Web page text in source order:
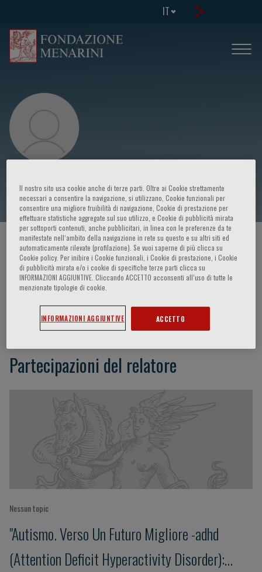
IT
Silvia Miano
HOME PAGE / CORSI ED EVENTI / RELATORE
Silvia Miano
Partecipazioni del relatore
Nessun topic
"Autismo. Verso Un Futuro Migliore -adhd
(Attention Deficit Hyperactivity Disorder):
Il nostro sito usa cookie anche di terze parti. Oltre ai Cookie strettamente
necessari a consentire la navigazione, si utilizzano, Cookie funzionali per
consentire una migliore fruibilità di navigazione, Cookie di prestazione per
effettuare statistiche aggregate sul suo utilizzo, e Cookie di pubblicità mirata
per sottoporti contenuti, anche pubblicitari, in linea con le preferenze da te
manifestate nell‘ambito della navigazione in rete su questo e su altri siti ed
automaticamente rilevate (profilazione). Se vuoi saperne di più clicca su
Cookie policy. Per inibire i Cookie funzionali, i Cookie di prestazione, i Cookie
di pubblicità mirata e/o i cookie di specifiche terze parti clicca su
INFORMAZIONI AGGIUNTIVE. Cliccando ACCETTO acconsenti all’uso di tutte le
menzionate tipologie di cookie.
INFORMAZIONI AGGIUNTIVE ACCETTO